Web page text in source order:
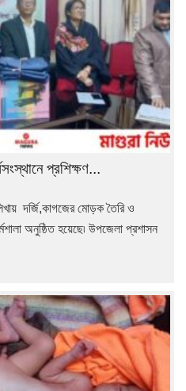
প্রশিক্ষণ...
দর্জি,কাগজের মোড়ক তৈরি ও
অনুষ্ঠিত হয়েছে৷ উপজেলা প্রশাসন